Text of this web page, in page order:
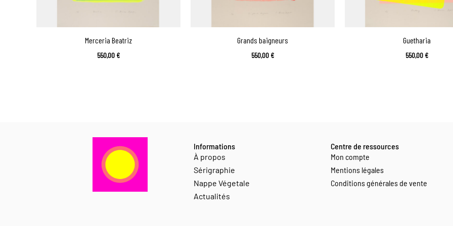
Merceria Beatriz
550,00 €
Grands baigneurs
550,00 €
Guetharia
550,00 €
Informations
À propos
Sérigraphie
Nappe Végetale
Actualités
Centre de ressources
Mon compte
Mentions légales
Conditions générales de vente